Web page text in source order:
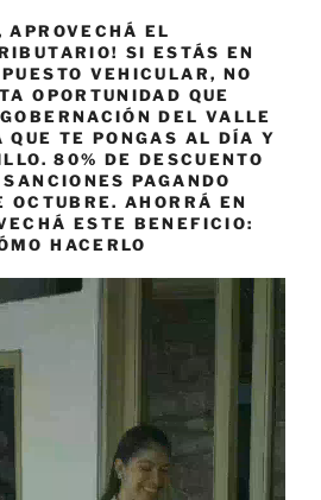
APROVECHÁ EL
SI ESTÁS EN
VEHICULAR, NO
OPORTUNIDAD QUE
DEL VALLE
QUE TE PONGAS AL DÍA Y
80% DE DESCUENTO
PAGANDO
OCTUBRE. AHORRÁ EN
ESTE BENEFICIO:
HACERLO